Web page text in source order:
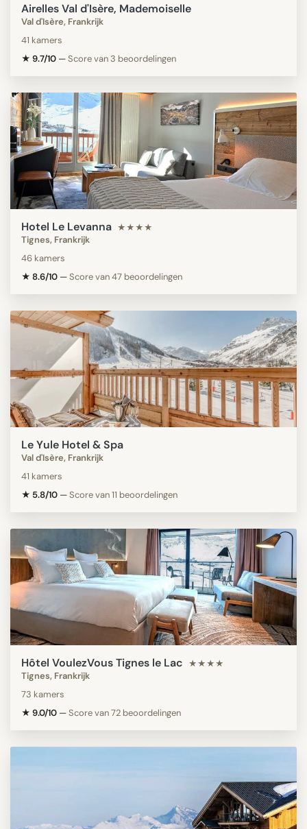
Airelles Val d'Isère, Mademoiselle
Val d'Isère, Frankrijk
41 kamers
★ 9.7/10 —Score van 3 beoordelingen
Hotel Le Levanna ★★★★
Tignes, Frankrijk
46 kamers
★ 8.6/10 —Score van 47 beoordelingen
Le Yule Hotel & Spa
Val d'Isère, Frankrijk
41 kamers
★ 5.8/10 —Score van 11 beoordelingen
Hôtel VoulezVous Tignes le Lac ★★★★
Tignes, Frankrijk
73 kamers
★ 9.0/10 —Score van 72 beoordelingen